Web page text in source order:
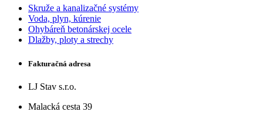
Skruže a kanalizačné systémy
Voda, plyn, kúrenie
Ohybáreň betonárskej ocele
Dlažby, ploty a strechy
Fakturačná adresa
LJ Stav s.r.o.
Malacká cesta 39